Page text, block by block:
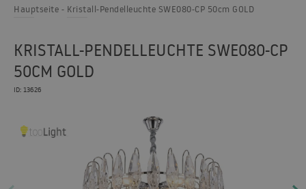
Hauptseite Kristall-Pendelleuchte SWE080-CP 50cm GOLD
KRISTALL-PENDELLEUCHTE SWE080-CP
50CM GOLD
ID: 13626